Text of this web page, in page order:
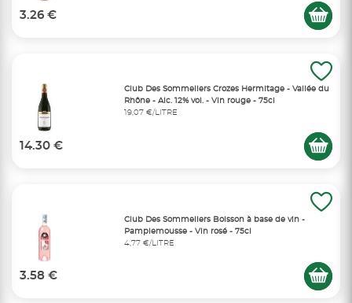
3.26 €
Club Des Sommeliers Crozes Hermitage - Vallée du
Rhône - Alc. 12% vol. - Vin rouge - 75cl
19,07 €/LITRE
14.30 €
Club Des Sommeliers Boisson à base de vin -
Pamplemousse - Vin rosé - 75cl
4,77 €/LITRE
3.58 €